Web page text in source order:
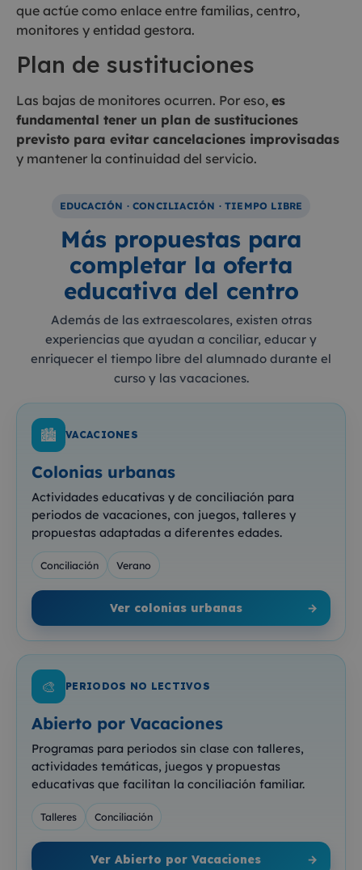
que actúe como enlace entre familias, centro,
monitores y entidad gestora.
Plan de sustituciones
Las bajas de monitores ocurren. Por eso, es
fundamental tener un plan de sustituciones
previsto para evitar cancelaciones improvisadas
y mantener la continuidad del servicio.
EDUCACIÓN · CONCILIACIÓN · TIEMPO LIBRE
Más propuestas para
completar la oferta
educativa del centro
Además de las extraescolares, existen otras
experiencias que ayudan a conciliar, educar y
enriquecer el tiempo libre del alumnado durante el
curso y las vacaciones.
🏙️ VACACIONES
Colonias urbanas
Actividades educativas y de conciliación para
periodos de vacaciones, con juegos, talleres y
propuestas adaptadas a diferentes edades.
Conciliación Verano
Ver colonias urbanas →
🎨 PERIODOS NO LECTIVOS
Abierto por Vacaciones
Programas para periodos sin clase con talleres,
actividades temáticas, juegos y propuestas
educativas que facilitan la conciliación familiar.
Talleres Conciliación
Ver Abierto por Vacaciones →